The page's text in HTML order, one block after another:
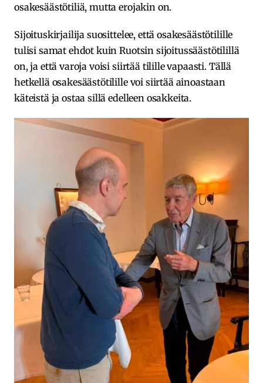
osakesäästötiliä, mutta erojakin on.
Sijoituskirjailija suosittelee, että osakesäästötilille
tulisi samat ehdot kuin Ruotsin sijoitussäästötilillä
on, ja että varoja voisi siirtää tilille vapaasti. Tällä
hetkellä osakesäästötilille voi siirtää ainoastaan
käteistä ja ostaa sillä edelleen osakkeita.